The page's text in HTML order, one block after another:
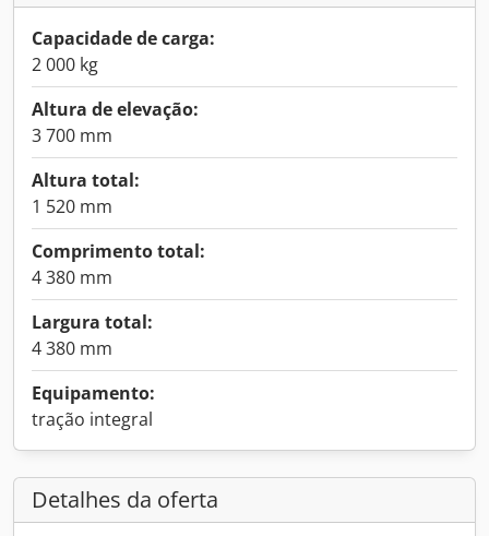
Capacidade de carga:
2 000 kg
Altura de elevação:
3 700 mm
Altura total:
1 520 mm
Comprimento total:
4 380 mm
Largura total:
4 380 mm
Equipamento:
tração integral
Detalhes da oferta